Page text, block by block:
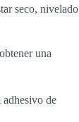
seco, nivelado
una
de